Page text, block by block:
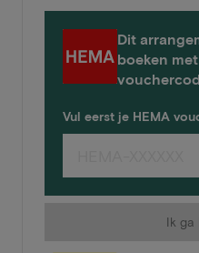
Dit
boeken
Vul eerst je HEMA
Ik ga